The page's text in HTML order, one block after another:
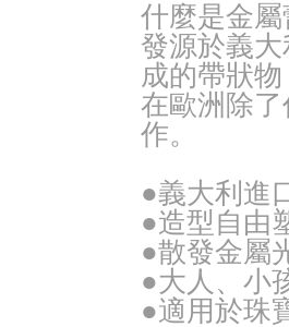
什麼是金
發源於義
成的帶狀物
在歐洲除
作。
●義大利進
●造型自由
●散發金屬
●大人、小
●適用於珠